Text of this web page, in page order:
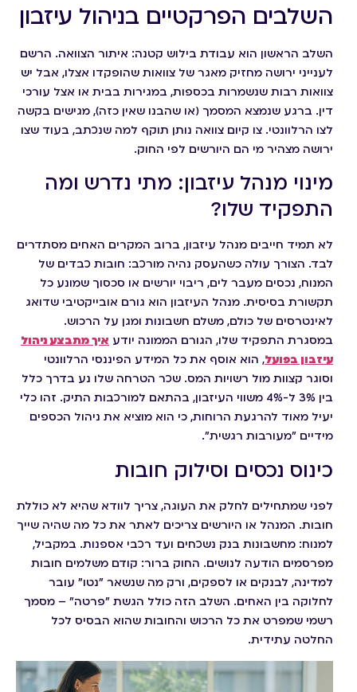
השלבים הפרקטיים בניהול עיזבון
השלב הראשון הוא עבודת בילוש קטנה: איתור הצוואה. הרשם
לענייני ירושה מחזיק מאגר של צוואות שהופקדו אצלו, אבל יש
צוואות רבות שנשמרות בכספות, במגירות בבית או אצל עורכי
דין. ברגע שנמצא המסמך (או שהבנו שאין כזה), מגישים בקשה
לצו הרלוונטי. צו קיום צוואה נותן תוקף למה שנכתב, בעוד שצו
ירושה מצהיר מי הם היורשים לפי החוק.
מינוי מנהל עיזבון: מתי נדרש ומה
התפקיד שלו?
לא תמיד חייבים מנהל עיזבון, ברוב המקרים האחים מסתדרים
לבד. הצורך עולה כשהעסק נהיה מורכב: חובות כבדים של
המנוח, נכסים מעבר לים, ריבוי יורשים או סכסוך שמונע כל
תקשורת בסיסית. מנהל העיזבון הוא גורם אובייקטיבי שדואג
לאינטרסים של כולם, משלם חשבונות ומגן על הרכוש.
במסגרת התפקיד שלו, הגורם הממונה יודע איך מתבצע ניהול
עיזבון בפועל, הוא אוסף את כל המידע הפיננסי הרלוונטי
וסוגר קצוות מול רשויות המס. שכר הטרחה שלו נע בדרך כלל
בין 3% ל-4% משווי העיזבון, בהתאם למורכבות התיק. זהו כלי
יעיל מאוד להרגעת הרוחות, כי הוא מוציא את ניהול הכספים
מידיים "מעורבות רגשית".
כינוס נכסים וסילוק חובות
לפני שמתחילים לחלק את העוגה, צריך לוודא שהיא לא כוללת
חובות. המנהל או היורשים צריכים לאתר את כל מה שהיה שייך
למנוח: מחשבונות בנק נשכחים ועד רכבי אספנות. במקביל,
מפרסמים הודעה לנושים. החוק ברור: קודם משלמים חובות
למדינה, לבנקים או לספקים, ורק מה שנשאר "נטו" עובר
לחלוקה בין האחים. השלב הזה כולל הגשת "פרטה" – מסמך
רשמי שמפרט את כל הרכוש והחובות שהוא הבסיס לכל
החלטה עתידית.